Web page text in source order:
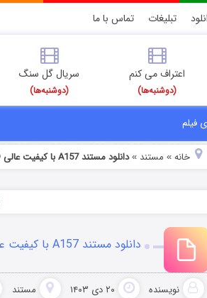
تبلیغات تماس با ما
اعتراف می کنم
(دوشنبه‌ها)
سریال گل سنگ
(دوشنبه‌ها)
فیلم
خانه» مستند »دانلود مستند A157 با کیفیت عالی Full HD
دانلود مستند A157 با کیفیت عالی Full HD
نویسنده ۲۰ دی ۱۴۰۳ مستند